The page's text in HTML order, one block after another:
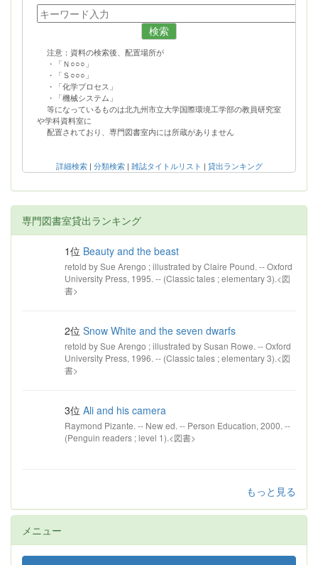
検索
注意：資料の検索後、配置場所が
・「Ｎ○○○」
・「Ｓ○○○」
・「化学プロセス」
・「機械システム」
等になっているものは北九州市立大学国際環境工学部の教員研究室
や学科資料室に
配置されており、専門図書室内には所蔵がありません
詳細検索| 分類検索| 雑誌タイトルリスト | 貸出ランキング
専門図書室貸出ランキング
1位 Beauty and the beast
retold by Sue Arengo ; illustrated by Claire Pound. -- Oxford
University Press, 1995. -- (Classic tales ; elementary 3).<図
書>
2位 Snow White and the seven dwarfs
retold by Sue Arengo ; illustrated by Susan Rowe. -- Oxford
University Press, 1996. -- (Classic tales ; elementary 3).<図
書>
3位 Ali and his camera
Raymond Pizante. -- New ed. -- Person Education, 2000. --
(Penguin readers ; level 1).<図書>
もっと見る
メニュー